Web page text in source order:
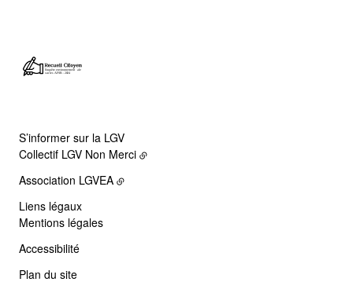
S’informer sur la LGV
Collectif LGV Non Merci
Association LGVEA
Liens légaux
Mentions légales
Accessibilité
Plan du site